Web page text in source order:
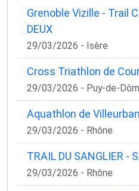
Grenoble Vizille - Trail
DEUX
29/03/2026 - Isère
Cross Triathlon de
29/03/2026 - Puy-de-
Aquathlon de
29/03/2026 - Rhône
TRAIL DU SANGLIER -
29/03/2026 - Rhône